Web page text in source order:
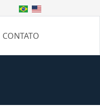
CONTATO